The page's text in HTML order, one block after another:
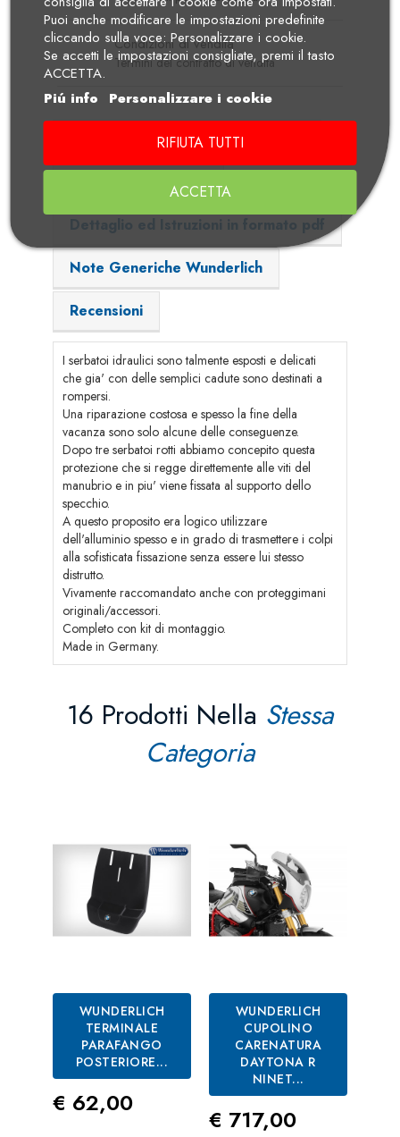
Condizioni di vendita
Termini del contratto di vendita
Dettagli Prodotto
Adatto per i modelli
Dettaglio ed Istruzioni in formato pdf
Note Generiche Wunderlich
Recensioni
I serbatoi idraulici sono talmente esposti e delicati
che gia' con delle semplici cadute sono destinati a
rompersi.
Una riparazione costosa e spesso la fine della
vacanza sono solo alcune delle conseguenze.
Dopo tre serbatoi rotti abbiamo concepito questa
protezione che si regge direttemente alle viti del
manubrio e in piu' viene fissata al supporto dello
specchio.
A questo proposito era logico utilizzare
dell'alluminio spesso e in grado di trasmettere i colpi
alla sofisticata fissazione senza essere lui stesso
distrutto.
Vivamente raccomandato anche con proteggimani
originali/accessori.
Completo con kit di montaggio.
Made in Germany.
16 Prodotti Nella Stessa
Categoria
WUNDERLICH
TERMINALE
PARAFANGO
POSTERIORE...
Prezzo
€ 62,00
WUNDERLICH
CUPOLINO
CARENATURA
DAYTONA R
NINET...
Prezzo
€ 717,00
Puoi anche modificare le impostazioni predefinite
cliccando sulla voce: Personalizzare i cookie.
Se accetti le impostazioni consigliate, premi il tasto
ACCETTA.
Piú info
Personalizzare i cookie
RIFIUTA TUTTI
ACCETTA